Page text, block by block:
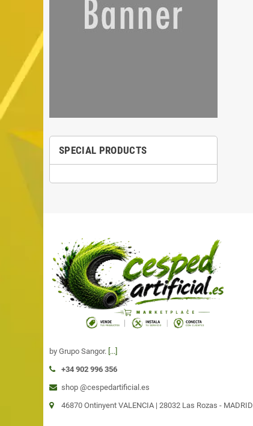
SPECIAL PRODUCTS
by Grupo Sangor. [...]
+34 902 996 356
shop @cespedartificial.es
46870 Ontinyent VALENCIA | 28032 Las Rozas - MADRID